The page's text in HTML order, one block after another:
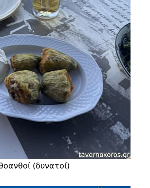
(δυνατοί)